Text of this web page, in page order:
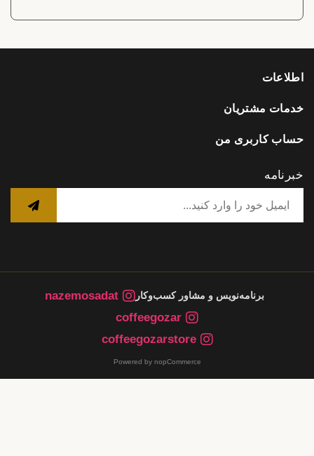
اطلاعات
خدمات مشتریان
حساب کاربری من
خبرنامه
برنامه‌نویس و مشاور کسب‌وکار
nazemosadat
coffeegozar
coffeegozarstore
Powered by nopCommerce